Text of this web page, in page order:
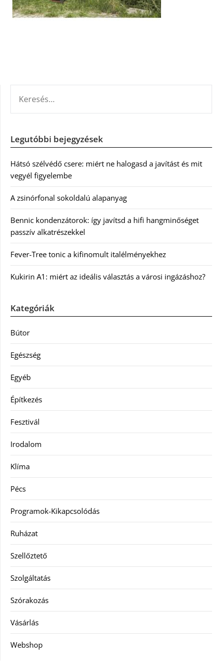
Legutóbbi bejegyzések
Hátsó szélvédő csere: miért ne halogasd a javítást és mit
vegyél figyelembe
A zsinórfonal sokoldalú alapanyag
Bennic kondenzátorok: így javítsd a hifi hangminőséget
passzív alkatrészekkel
Fever-Tree tonic a kifinomult italélményekhez
Kukirin A1: miért az ideális választás a városi ingázáshoz?
Kategóriák
Bútor
Egészség
Egyéb
Építkezés
Fesztivál
Irodalom
Klíma
Pécs
Programok-Kikapcsolódás
Ruházat
Szellőztető
Szolgáltatás
Szórakozás
Vásárlás
Webshop